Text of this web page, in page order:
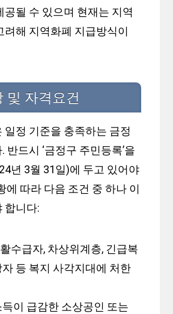
공될 수 있으며 현재는 지역
려해 지역화폐 지급방식이
및 자격요건
일정 기준을 충족하는 금정
반드시 ‘금정구 주민등록’을
년 3월 31일)에 두고 있어야
에 따라 다음 조건 중 하나 이
합니다:
수급자, 차상위계층, 긴급복
자 등 복지 사각지대에 처한
이 급감한 소상공인 또는